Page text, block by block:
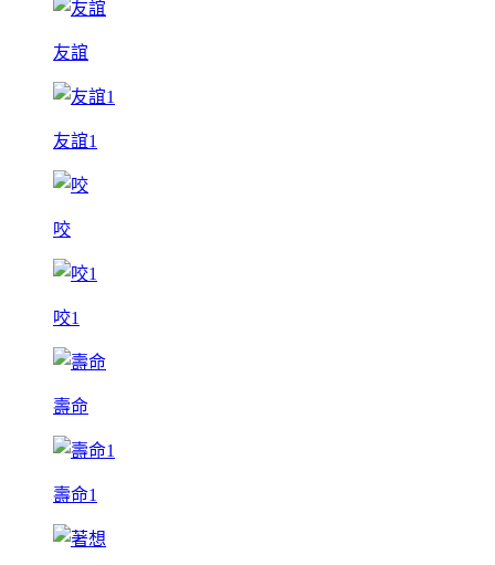
友誼
友誼1
咬
咬1
壽命
壽命1